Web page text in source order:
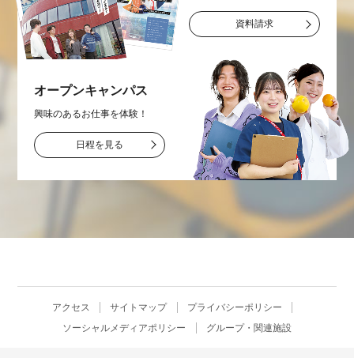
資料請求
オープンキャンパス
興味のあるお仕事を体験！
日程を見る
アクセス サイトマップ
プライバシーポリシー
ソーシャルメディアポリシー
グループ・関連施設